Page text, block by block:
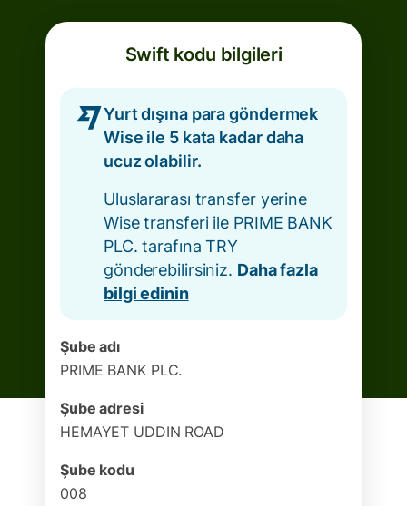
Swift kodu bilgileri
Yurt dışına para göndermek
Wise ile 5 kata kadar daha
ucuz olabilir.
Uluslararası transfer yerine
Wise transferi ile PRIME BANK
PLC. tarafına TRY
gönderebilirsiniz. Daha fazla
bilgi edinin
Şube adı
PRIME BANK PLC.
Şube adresi
HEMAYET UDDIN ROAD
Şube kodu
008